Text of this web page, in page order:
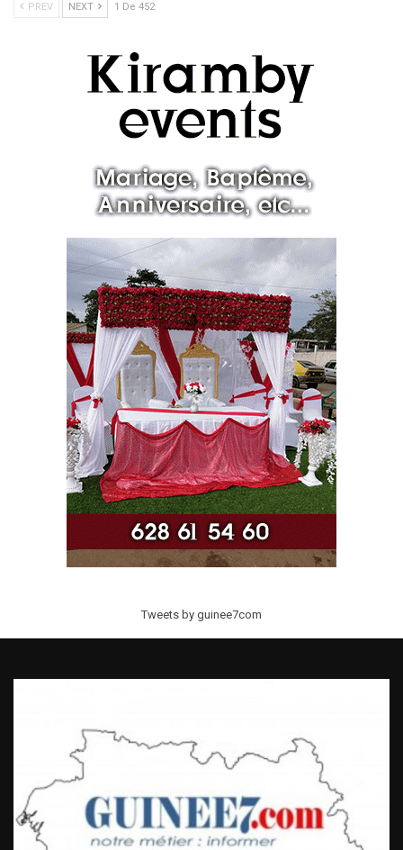
PREV NEXT 1 De 452
Tweets by guinee7com